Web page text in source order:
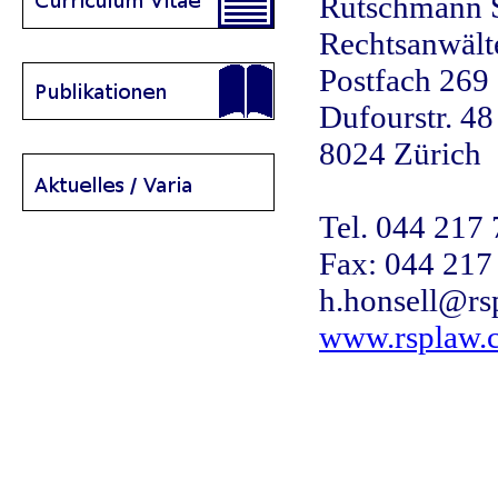
Postfach 269
Dufourstr. 48
8024 Zürich
Tel. 044 217
Fax: 044